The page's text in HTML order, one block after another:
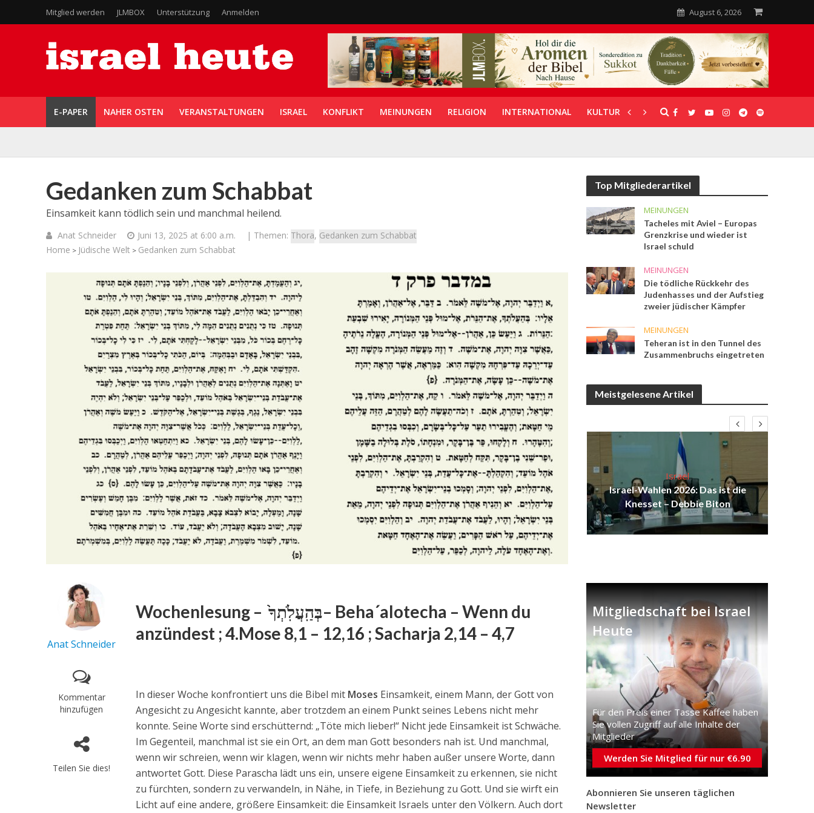
Mitglied werden JLMBOX Unterstützung Anmelden August 6, 2026
E-PAPER NAHER OSTEN VERANSTALTUNGEN ISRAEL KONFLIKT MEINUNGEN RELIGION INTERNATIONAL KULTUR UNTERSTÜTZUNG
Gedanken zum Schabbat
Einsamkeit kann tödlich sein und manchmal heilend.
Anat Schneider Juni 13, 2025 at 6:00 a.m. | Themen: Thora, Gedanken zum Schabbat
Home > Jüdische Welt > Gedanken zum Schabbat
Anat Schneider
Kommentar
hinzufügen
Teilen Sie dies!
Wochenlesung – בְּהַֽעֲלֹֽתְךָ֙– Beha´alotecha – Wenn du
anzündest ; 4.Mose 8,1 – 12,16 ; Sacharja 2,14 – 4,7
In dieser Woche konfrontiert uns die Bibel mit Moses Einsamkeit, einem Mann, der Gott von
Angesicht zu Angesicht kannte, aber trotzdem an einem Punkt seines Lebens nicht mehr
konnte. Seine Worte sind erschütternd: „Töte mich lieber!“ Nicht jede Einsamkeit ist Schwäche.
Im Gegenteil, manchmal ist sie ein Ort, an dem man Gott besonders nah ist. Und manchmal,
wenn wir schreien, wenn wir klagen, wenn wir nichts mehr haben außer unsere Worte, dann
antwortet Gott. Diese Parascha lädt uns ein, unsere eigene Einsamkeit zu erkennen, sie nicht
zu fürchten, sondern zu verwandeln, in Nähe, in Tiefe, in Beziehung zu Gott. Und sie wirft ein
Licht auf eine andere, größere Einsamkeit: die Einsamkeit Israels unter den Völkern. Auch dort
Top Mitgliederartikel
MEINUNGEN
Tacheles mit Aviel – Europas
Grenzkrise und wieder ist
Israel schuld
MEINUNGEN
Die tödliche Rückkehr des
Judenhasses und der Aufstieg
zweier jüdischer Kämpfer
MEINUNGEN
Teheran ist in den Tunnel des
Zusammenbruchs eingetreten
Meistgelesene Artikel
Israel
Israelische Wahlen 2026: Das ist
die Knesset – Vladimir Beliak
Israel
Israelische Wahlen 2026: Das ist
die Knesset – Moshe Abutbul
Israel
Israel-Wahlen 2026: Das ist die
Knesset – Debbie Biton
Mitgliedschaft bei Israel
Heute
Für den Preis einer Tasse Kaffee haben
Sie vollen Zugriff auf alle Inhalte der
Mitglieder
Werden Sie Mitglied für nur €6.90
Abonnieren Sie unseren täglichen
Newsletter